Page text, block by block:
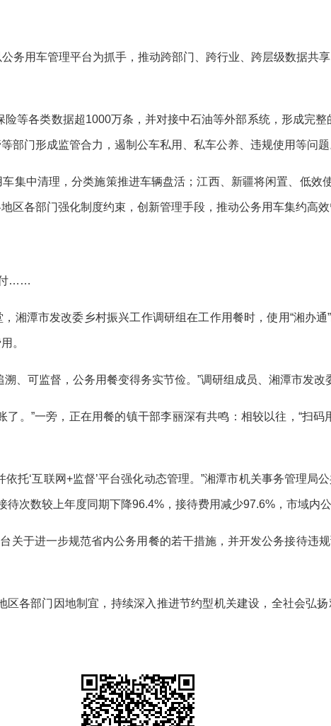
务用车管理平台为抓手，推动跨部门、跨行业、跨层级数据共
等各类数据超1000万条，并对接中石油等外部系统，形成完
部门形成监管合力，遏制公车私用、私车公养、违规使用等问题
集中清理，分类施策推进车辆盘活；江西、新疆将闲置、低效
各部门强化制度约束，创新管理手段，推动公务用车集约高效
付……
湘潭市发改委乡村振兴工作调研组在工作用餐时，使用“湘办
。
、可监督，公务用餐变得务实节俭。”调研组成员、湘潭市发改
。”一旁，正在用餐的镇干部李丽深有共鸣：相较以往，“扫
托‘互联网+监督’平台强化动态管理。”湘潭市机关事务管理局
次数较上年度同期下降96.4%，接待费用减少97.6%，市域内公
关于进一步规范省内公务用餐的若干措施，并开发公务接待违
区各部门因地制宜，持续深入推进节约型机关建设，全社会弘